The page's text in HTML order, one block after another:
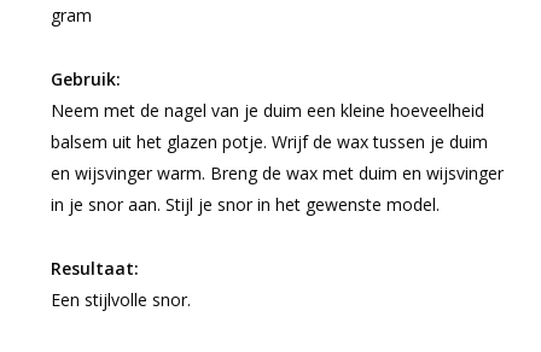
gram
Gebruik:
Neem met de nagel van je duim een kleine hoeveelheid
balsem uit het glazen potje. Wrijf de wax tussen je duim
en wijsvinger warm. Breng de wax met duim en wijsvinger
in je snor aan. Stijl je snor in het gewenste model.
Resultaat:
Een stijlvolle snor.